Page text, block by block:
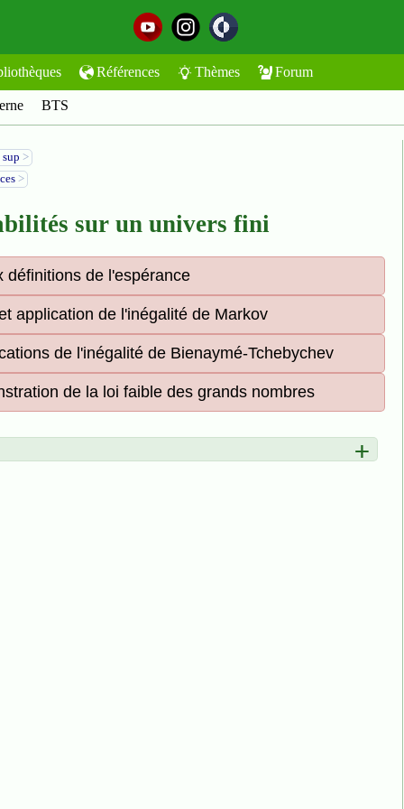
Références Thèmes Forum
BTS
>
>
sur un univers fini
définitions de l'espérance
application de l'inégalité de Markov
de l'inégalité de Bienaymé-Tchebychev
de la loi faible des grands nombres